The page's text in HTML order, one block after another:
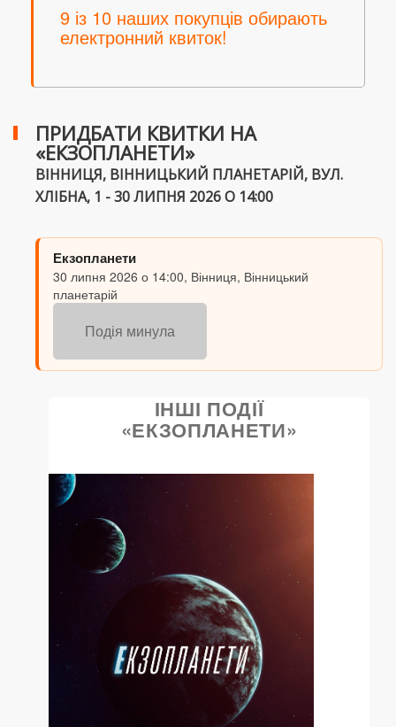
9 із 10 наших покупців обирають
електронний квиток!
ПРИДБАТИ КВИТКИ НА
«ЕКЗОПЛАНЕТИ»
ВІННИЦЯ, ВІННИЦЬКИЙ ПЛАНЕТАРІЙ, ВУЛ.
ХЛІБНА, 1 - 30 ЛИПНЯ 2026 О 14:00
Екзопланети
30 липня 2026 о 14:00, Вінниця, Вінницький
планетарій
Подія минула
ІНШІ ПОДІЇ
«ЕКЗОПЛАНЕТИ»